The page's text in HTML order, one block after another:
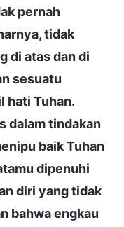
pernah
tidak
di atas dan di
sesuatu
hati Tuhan.
dalam tindakan
baik Tuhan
dipenuhi
diri yang tidak
bahwa engkau